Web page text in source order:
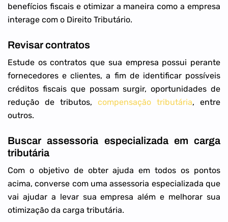
benefícios fiscais e otimizar a maneira como a empresa
interage com o Direito Tributário.
Revisar contratos
Estude os contratos que sua empresa possui perante
fornecedores e clientes, a fim de identificar possíveis
créditos fiscais que possam surgir, oportunidades de
redução de tributos, compensação tributária, entre
outros.
Buscar assessoria especializada em carga
tributária
Com o objetivo de obter ajuda em todos os pontos
acima, converse com uma assessoria especializada que
vai ajudar a levar sua empresa além e melhorar sua
otimização da carga tributária.